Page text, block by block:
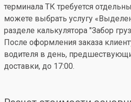
терминала ТК требуется
можете выбрать услугу
разделе калькулятора "Забор
После оформления заказа
водителя в день,
доставки, до 17:00.